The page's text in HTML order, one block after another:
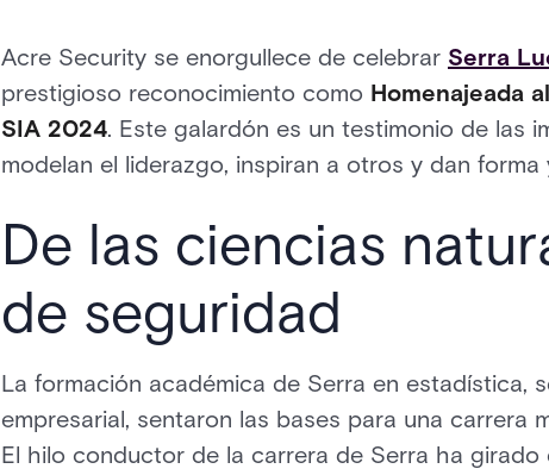
Acre Security se enorgullece de celebrar Serra
prestigioso reconocimiento como Homenajeada
SIA 2024. Este galardón es un testimonio de las
modelan el liderazgo, inspiran a otros y dan
De las ciencias
de seguridad
La formación académica de Serra en estadística,
empresarial, sentaron las bases para una carrera
El hilo conductor de la carrera de Serra ha